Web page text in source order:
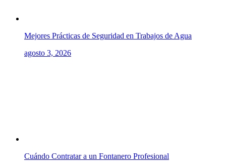
Mejores Prácticas de Seguridad en Trabajos de Agua
agosto 3, 2026
Cuándo Contratar a un Fontanero Profesional